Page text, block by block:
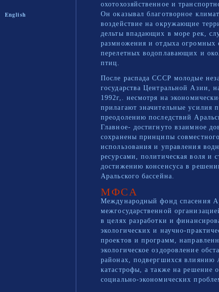
English
охотохозяйственное и
Он оказывал благотворное
воздействие на окружающие
дельты впадающих в море рек,
размножения и отдыха огромных
перелетных водоплавающих и
птиц.
После распада СССР молодые
государства Центральной Азии,
1992г,. несмотря на
прилагают значительные усилия
преодолению последствий
Главное- достигнуто взаимное
сохранены принципы
использования и управления
ресурсами, политическая воля и
достижению консенсуса в
Аральского бассейна.
МФСА
Международный фонд спасения
межгосударственной
в целях разработки и
экологических и научно-
проектов и программ,
экологическое оздоровление
районах, подвергшихся влиянию
катастрофы, а также на решение
социально-экономических